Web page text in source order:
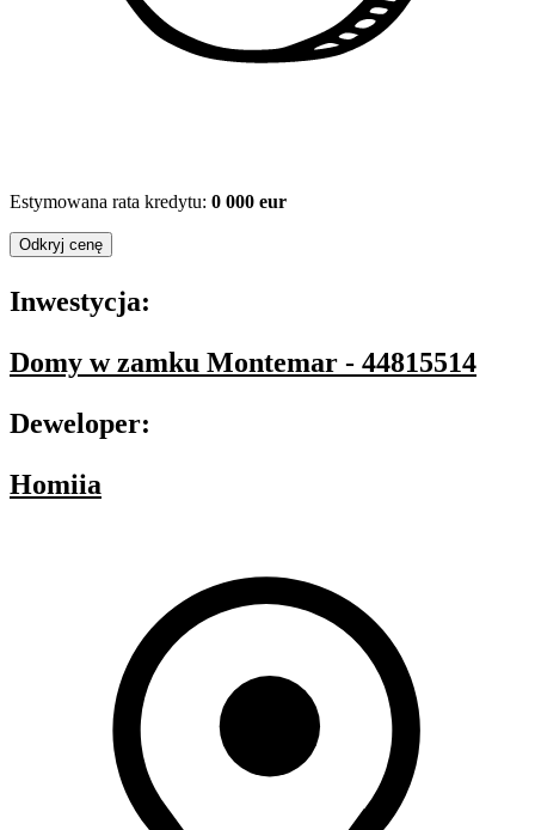
Estymowana rata kredytu: 0 000 eur
Odkryj cenę
Inwestycja:
Domy w zamku Montemar - 44815514
Deweloper:
Homiia